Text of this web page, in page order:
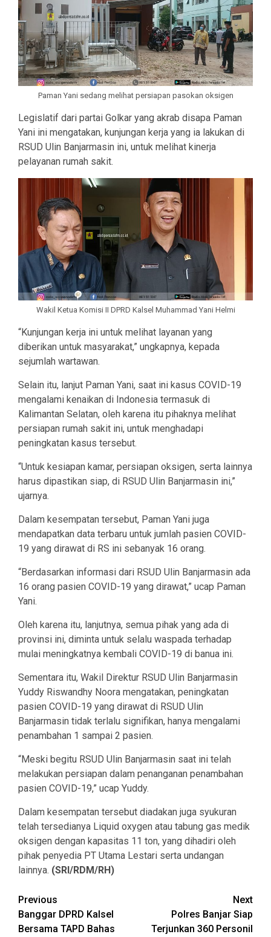
Paman Yani sedang melihat persiapan pasokan oksigen
Legislatif dari partai Golkar yang akrab disapa Paman
Yani ini mengatakan, kunjungan kerja yang ia lakukan di
RSUD Ulin Banjarmasin ini, untuk melihat kinerja
pelayanan rumah sakit.
Wakil Ketua Komisi II DPRD Kalsel Muhammad Yani Helmi
“Kunjungan kerja ini untuk melihat layanan yang
diberikan untuk masyarakat,” ungkapnya, kepada
sejumlah wartawan.
Selain itu, lanjut Paman Yani, saat ini kasus COVID-19
mengalami kenaikan di Indonesia termasuk di
Kalimantan Selatan, oleh karena itu pihaknya melihat
persiapan rumah sakit ini, untuk menghadapi
peningkatan kasus tersebut.
“Untuk kesiapan kamar, persiapan oksigen, serta lainnya
harus dipastikan siap, di RSUD Ulin Banjarmasin ini,”
ujarnya.
Dalam kesempatan tersebut, Paman Yani juga
mendapatkan data terbaru untuk jumlah pasien COVID-
19 yang dirawat di RS ini sebanyak 16 orang.
“Berdasarkan informasi dari RSUD Ulin Banjarmasin ada
16 orang pasien COVID-19 yang dirawat,” ucap Paman
Yani.
Oleh karena itu, lanjutnya, semua pihak yang ada di
provinsi ini, diminta untuk selalu waspada terhadap
mulai meningkatnya kembali COVID-19 di banua ini.
Sementara itu, Wakil Direktur RSUD Ulin Banjarmasin
Yuddy Riswandhy Noora mengatakan, peningkatan
pasien COVID-19 yang dirawat di RSUD Ulin
Banjarmasin tidak terlalu signifikan, hanya mengalami
penambahan 1 sampai 2 pasien.
“Meski begitu RSUD Ulin Banjarmasin saat ini telah
melakukan persiapan dalam penanganan penambahan
pasien COVID-19,” ucap Yuddy.
Dalam kesempatan tersebut diadakan juga syukuran
telah tersedianya Liquid oxygen atau tabung gas medik
oksigen dengan kapasitas 11 ton, yang dihadiri oleh
pihak penyedia PT Utama Lestari serta undangan
lainnya. (SRI/RDM/RH)
Continue
Reading
Previous
Banggar DPRD Kalsel
Bersama TAPD Bahas
Next
Polres Banjar Siap
Terjunkan 360 Personil